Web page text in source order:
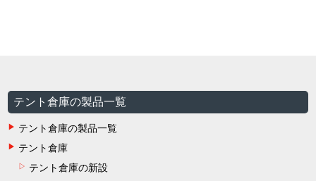
テント倉庫の製品一覧
テント倉庫の製品一覧
テント倉庫
テント倉庫の新設